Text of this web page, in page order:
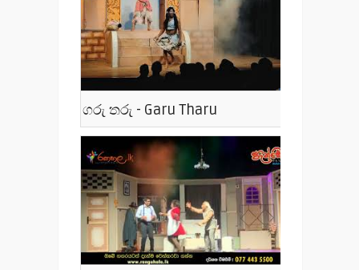
ගරු තරු - Garu Tharu